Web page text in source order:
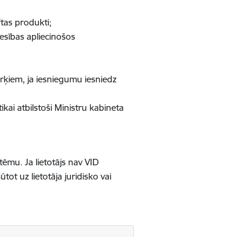
produkti;
apliecinošos
ja iesniegumu iesniedz
atbilstoši Ministru kabineta
Ja lietotājs nav VID
uz lietotāja juridisko vai